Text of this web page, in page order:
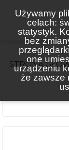
Używamy
celach:
statystyk.
bez
one
urządzeniu
że zawsze
STRONA